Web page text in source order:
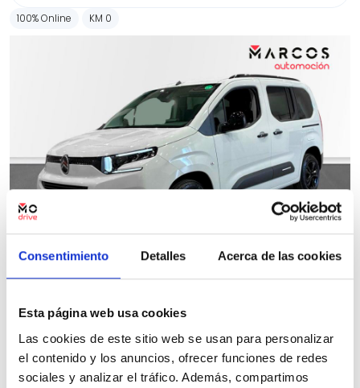
Consentimiento Detalles Acerca de las cookies
Esta página web usa cookies
Las cookies de este sitio web se usan para personalizar
el contenido y los anuncios, ofrecer funciones de redes
sociales y analizar el tráfico. Además, compartimos
Potencia
Transmisión
Carrocería
100% Online KM 0
Citroen Berlingo
ë-Berlingo Talla M eléctrico 50kWh PLUS
Automatica Electrico